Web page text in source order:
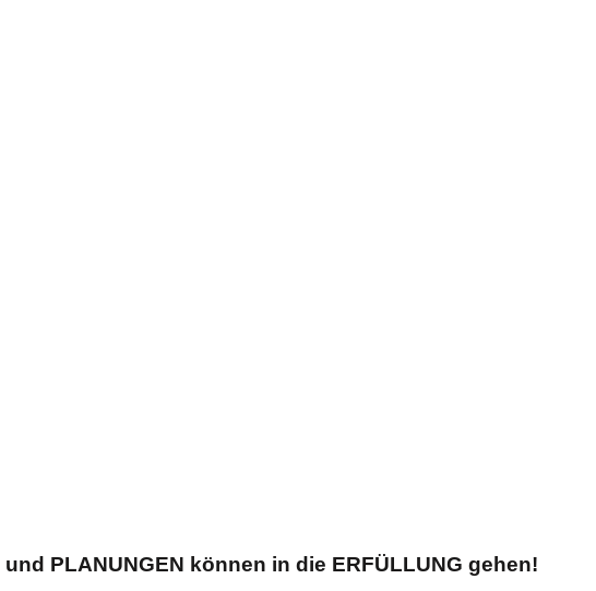
und PLANUNGEN können in die ERFÜLLUNG gehen!